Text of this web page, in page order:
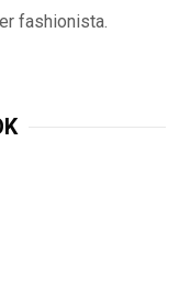
fashionista.